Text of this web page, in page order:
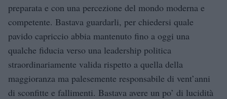
preparata e con una percezione del mondo moderna e
competente. Bastava guardarli, per chiedersi quale
pavido capriccio abbia mantenuto fino a oggi una
qualche fiducia verso una leadership politica
straordinariamente valida rispetto a quella della
maggioranza ma palesemente responsabile di vent’anni
di sconfitte e fallimenti. Bastava avere un po’ di lucidità